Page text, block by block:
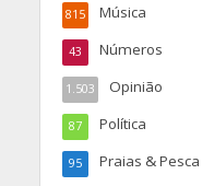
Música
815
Números
43
Opinião
1.503
Política
87
Praias & Pesca
95